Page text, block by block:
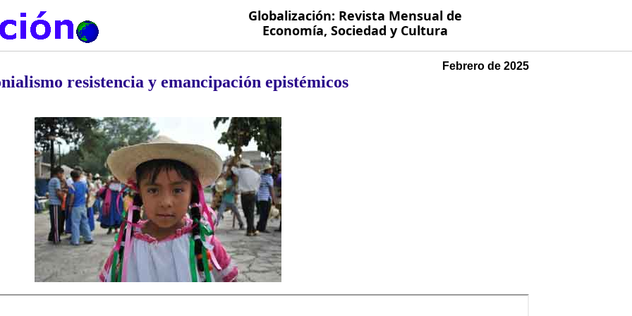
Globalización: Revista Mensual de
Economía, Sociedad y Cultura
Febrero de 2025
resistencia y emancipación epistémicos